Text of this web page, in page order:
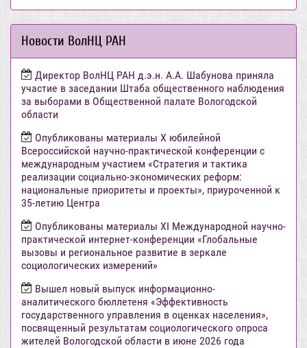
Новости ВолНЦ РАН
Директор ВолНЦ РАН д.э.н. А.А. Шабунова приняла
участие в заседании Штаба общественного наблюдения
за выборами в Общественной палате Вологодской
области
Опубликованы материалы X юбилейной
Всероссийской научно-практической конференции с
международным участием «Стратегия и тактика
реализации социально-экономических реформ:
национальные приоритеты и проекты», приуроченной к
35-летию Центра
Опубликованы материалы XI Международной научно-
практической интернет-конференции «Глобальные
вызовы и региональное развитие в зеркале
социологических измерений»
Вышел новый выпуск информационно-
аналитического бюллетеня «Эффективность
государственного управления в оценках населения»,
посвященный результатам социологического опроса
жителей Вологодской области в июне 2026 года